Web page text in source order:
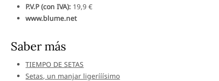
P.V.P (con IVA): 19,9 €
www.blume.net
Saber más
TIEMPO DE SETAS
Setas, un manjar ligerííísimo